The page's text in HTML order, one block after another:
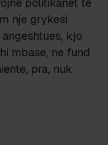
nje grykesi
kjo
mbase, ne fund
pra, nuk